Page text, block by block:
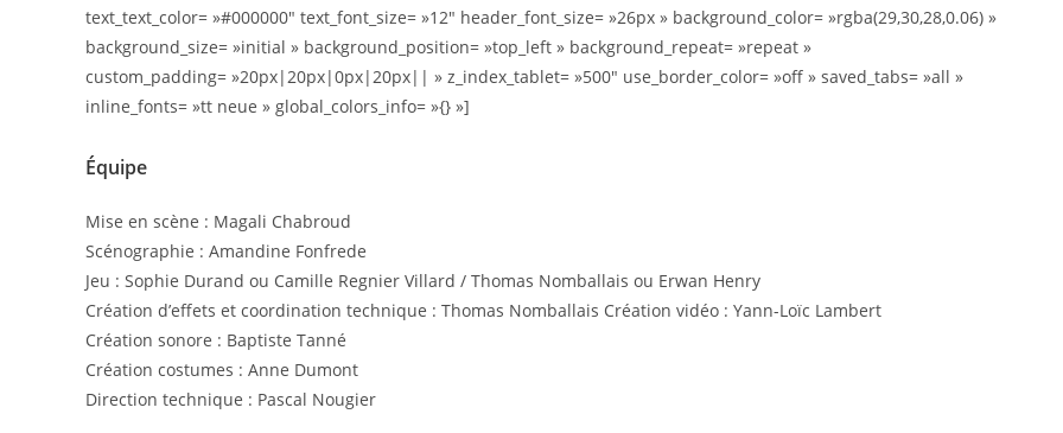
text_text_color= »#000000″ text_font_size= »12″ header_font_size= »26px » background_color= »rgba(29,30,28,0.06) »
background_size= »initial » background_position= »top_left » background_repeat= »repeat »
custom_padding= »20px|20px|0px|20px|| » z_index_tablet= »500″ use_border_color= »off » saved_tabs= »all »
inline_fonts= »tt neue » global_colors_info= »{} »]
Équipe
Mise en scène : Magali Chabroud
Scénographie : Amandine Fonfrede
Jeu : Sophie Durand ou Camille Regnier Villard / Thomas Nomballais ou Erwan Henry
Création d’effets et coordination technique : Thomas Nomballais Création vidéo : Yann-Loïc Lambert
Création sonore : Baptiste Tanné
Création costumes : Anne Dumont
Direction technique : Pascal Nougier